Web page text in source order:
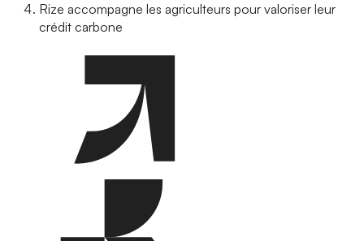
Rize accompagne les agriculteurs pour valoriser leur
crédit carbone